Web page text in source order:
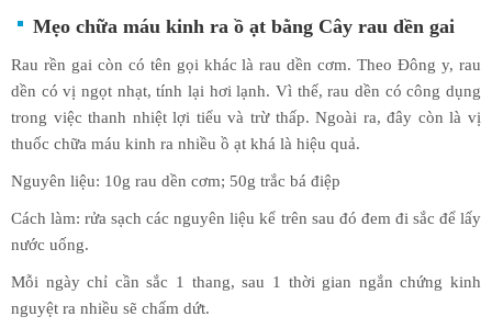
Mẹo chữa máu kinh ra ồ ạt bằng Cây rau dền gai
Rau rền gai còn có tên gọi khác là rau dền cơm. Theo Đông y, rau
dền có vị ngọt nhạt, tính lại hơi lạnh. Vì thế, rau dền có công dụng
trong việc thanh nhiệt lợi tiểu và trừ thấp. Ngoài ra, đây còn là vị
thuốc chữa máu kinh ra nhiều ồ ạt khá là hiệu quả.
Nguyên liệu: 10g rau dền cơm; 50g trắc bá điệp
Cách làm: rửa sạch các nguyên liệu kể trên sau đó đem đi sắc để lấy
nước uống.
Mỗi ngày chỉ cần sắc 1 thang, sau 1 thời gian ngắn chứng kinh
nguyệt ra nhiều sẽ chấm dứt.